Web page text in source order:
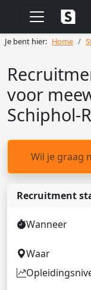
Je bent hier: Home
voor
Schiphol-
Wil je graag
Recruitment
Wanneer
Waar